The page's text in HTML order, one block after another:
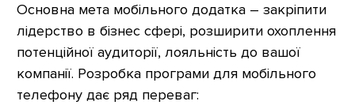
Основна мета мобільного додатка – закріпити
лідерство в бізнес сфері, розширити охоплення
потенційної аудиторії, лояльність до вашої
компанії. Розробка програми для мобільного
телефону дає ряд переваг: